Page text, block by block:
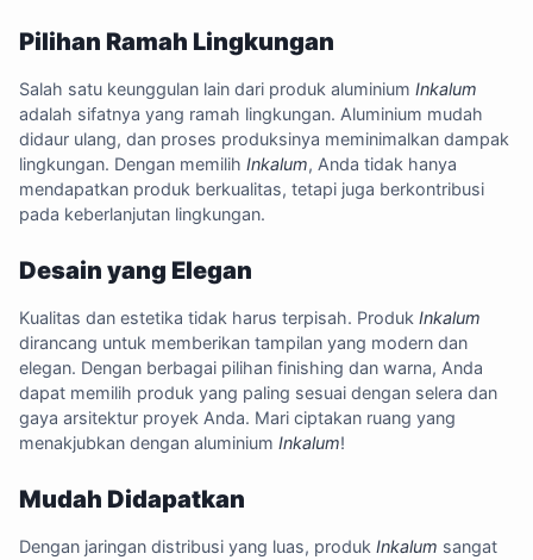
Pilihan Ramah Lingkungan
Salah satu keunggulan lain dari produk aluminium Inkalum
adalah sifatnya yang ramah lingkungan. Aluminium mudah
didaur ulang, dan proses produksinya meminimalkan dampak
lingkungan. Dengan memilih Inkalum, Anda tidak hanya
mendapatkan produk berkualitas, tetapi juga berkontribusi
pada keberlanjutan lingkungan.
Desain yang Elegan
Kualitas dan estetika tidak harus terpisah. Produk Inkalum
dirancang untuk memberikan tampilan yang modern dan
elegan. Dengan berbagai pilihan finishing dan warna, Anda
dapat memilih produk yang paling sesuai dengan selera dan
gaya arsitektur proyek Anda. Mari ciptakan ruang yang
menakjubkan dengan aluminium Inkalum!
Mudah Didapatkan
Dengan jaringan distribusi yang luas, produk Inkalum sangat